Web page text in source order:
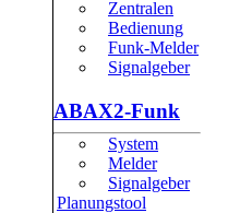
Zentralen
Bedienung
Funk-Melder
Signalgeber
ABAX2-Funk
System
Melder
Signalgeber
Planungstool